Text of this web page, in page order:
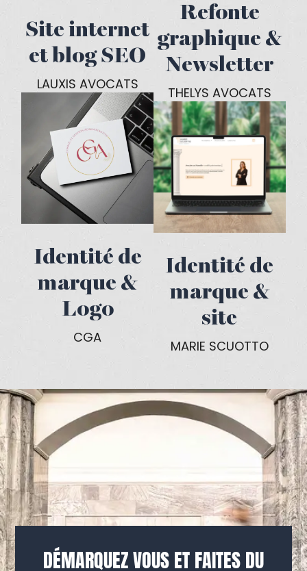
Site internet
et blog SEO
LAUXIS AVOCATS
Identité de
marque &
Logo
Refonte
graphique &
Newsletter
THELYS AVOCATS
Identité de
marque &
site